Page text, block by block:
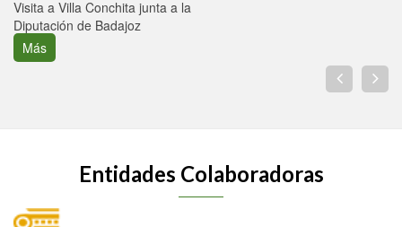
Visita a Villa Conchita junta a la
Diputación de Badajoz
Más
Entidades Colaboradoras